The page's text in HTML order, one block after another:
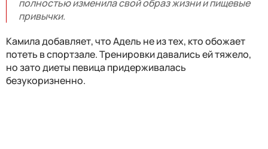
полностью изменила свой образ жизни и пищевые
привычки.
Камила добавляет, что Адель не из тех, кто обожает
потеть в спортзале. Тренировки давались ей тяжело,
но зато диеты певица придерживалась
безукоризненно.